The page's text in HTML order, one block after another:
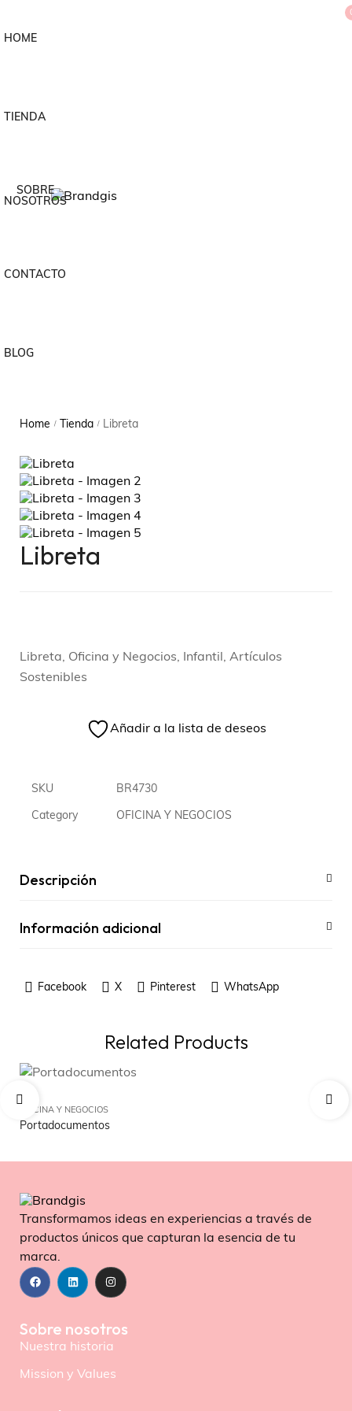
HOME
TIENDA
SOBRE
NOSOTROS
CONTACTO
BLOG
Home / Tienda / Libreta
Libreta
Libreta, Oficina y Negocios, Infantil, Artículos
Sostenibles
Añadir a la lista de deseos
SKU BR4730
Category OFICINA Y NEGOCIOS
Descripción
Información adicional
Facebook X Pinterest WhatsApp
Related Products
OFICINA Y NEGOCIOS
Portadocumentos
Transformamos ideas en experiencias a través de
productos únicos que capturan la esencia de tu
marca.
Sobre nosotros
Nuestra historia
Mission y Values